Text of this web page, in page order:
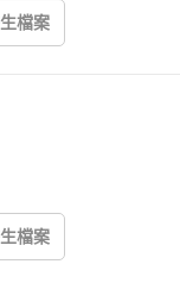
檔案
檔案